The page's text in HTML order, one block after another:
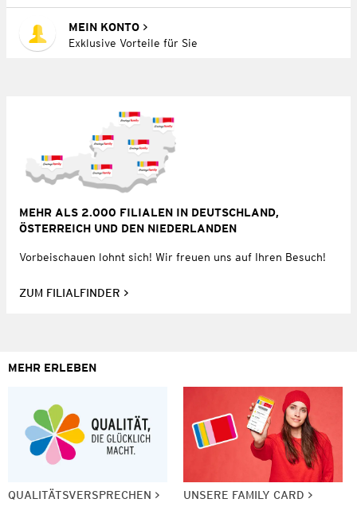
MEIN KONTO
Exklusive Vorteile für Sie
MEHR ALS 2.000 FILIALEN IN DEUTSCHLAND,
ÖSTERREICH UND DEN NIEDERLANDEN
Vorbeischauen lohnt sich! Wir freuen uns auf Ihren Besuch!
ZUM FILIALFINDER
MEHR ERLEBEN
QUALITÄTSVERSPRECHEN UNSERE FAMILY CARD